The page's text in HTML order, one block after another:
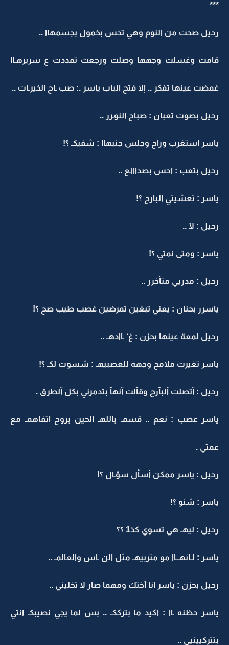
***
رحيل صحت من النوم وهي تحس بخمول بجسمهاا ..
قامت وغسلت وجهها وصلت ورجعت تمددت ع سريرهـاا
غمضت عينها تفكر .. إلا فتح الباب ياسر .: صب ـاح الخيرـات ..
رحيل بصوت تعبان : صباح النوـرر ..
ياسر استغرب وراح وجلس جنبهاا : شفيكـ ؟!
رحيل بتعب : احس بصداااـع ..
ياسر : تعشيتي البارح ؟!
رحيل : لآ ..
ياسر : ومتى نمتي ؟!
رحيل : مدريي متأخرر ..
ياسرر بحنان : يعني تبغين تمرضين غصب طيب صح ؟!
رحيل لمعة عينها بحزن : غ‘ ـاادهـ ..
ياسر تغيرت ملامح وجهه للعصبيهـ : شسوت لكـ ؟!
رحيل : آتصلت آلبآرح وقآلت آنهآ بتدمرني بكل آلطرق .
ياسر عصب : نعم .. قسمـ باللهـ الحين بروح اتفاهمـ مع
عمتي .
رحيل : ياسر ممكن أسأل سؤـال ؟!
ياسر : شنو ؟!
رحيل : ليهـ هي تسوي كذ1 ؟؟
ياسر : لـآنهــاا مو متربيهـ مثل الن ـاس والعالمـ ..
رحيل بحزن : ياسر انا آختك ومهمآ صار لا تخليني ..
ياسر حظنه ـاا : اكيد ما بترككـ .. بس لما يجي نصيبكـ انتي
بتتركيينيي ..